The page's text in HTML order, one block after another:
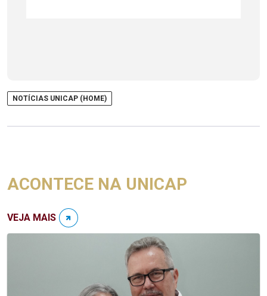
NOTÍCIAS UNICAP (HOME)
ACONTECE NA UNICAP
VEJA MAIS